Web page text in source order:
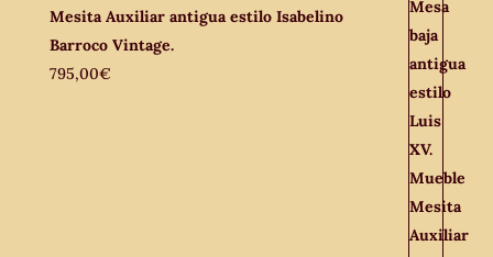
Mesita Auxiliar antigua estilo Isabelino
Barroco Vintage.
795,00€